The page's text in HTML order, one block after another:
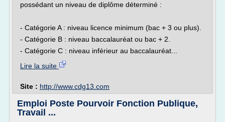
possédant un niveau de diplôme déterminé :
- Catégorie A : niveau licence minimum (bac + 3 ou plus).
- Catégorie B : niveau baccalauréat ou bac + 2.
- Catégorie C : niveau inférieur au baccalauréat...
Lire la suite
Site : http://www.cdg13.com
Emploi Poste Pourvoir Fonction Publique,
Travail ...